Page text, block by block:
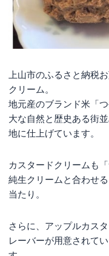
上山市のふるさと納税
クリーム。
地元産のブランド米「
大な自然と歴史ある街
地に仕上げています。
カスタードクリームも
純生クリームと合わせ
当たり。
さらに、アップルカス
レーバーが用意されて